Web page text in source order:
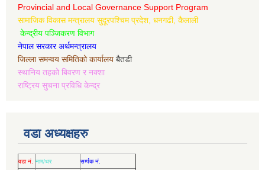
Provincial and Local Governance Support Program
सामाजिक विकास मन्त्रालय सुदूरपश्चिम प्रदेश, धनगढी, कैलाली
केन्द्रीय पञ्जिकरण विभाग
नेपाल सरकार अर्थमन्त्रालय
जिल्ला समन्वय समितिको कार्यालय बैतडी
स्थानिय तहको बिवरण र नक्शा
राष्ट्रिय सुचना प्रविधि केन्द्र
वडा अध्यक्षहरु
वडा नं. नाम/थर सर्म्पक नं.